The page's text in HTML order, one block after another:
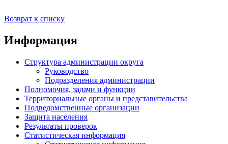
Возврат к списку
Информация
Структура администрации округа
Руководство
Подразделения администрации
Полномочия, задачи и функции
Территориальные органы и представительства
Подведомственные организации
Защита населения
Результаты проверок
Статистическая информация